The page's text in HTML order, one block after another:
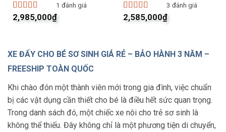
Được xếp
1 đánh giá
2,985,000₫
Được xếp
3 đánh giá
2,585,000₫
XE ĐẨY CHO BÉ SƠ SINH GIÁ RẺ – BẢO HÀNH 3 NĂM –
FREESHIP TOÀN QUỐC
Khi chào đón một thành viên mới trong gia đình, việc chuẩn
bị các vật dụng cần thiết cho bé là điều hết sức quan trọng.
Trong danh sách đó, một chiếc xe nôi cho trẻ sơ sinh là
không thể thiếu. Đây không chỉ là một phương tiện di chuyển,